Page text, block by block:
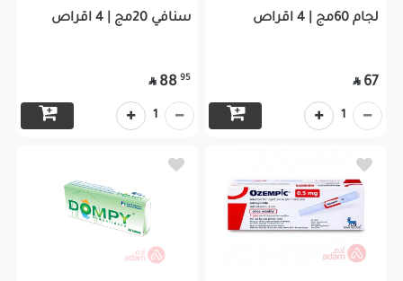
لجام 60مج | 4 اقراص
67

1
سنافي 20مج | 4 اقراص
95
88

1